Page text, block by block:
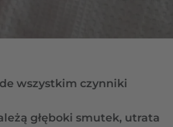
wszystkim czynniki
głęboki smutek, utrata